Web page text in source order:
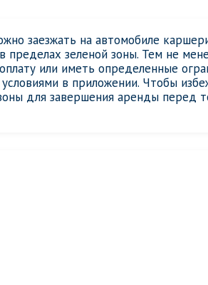
заезжать на автомобиле
зеленой зоны. Тем не
или иметь определенные
в приложении. Чтобы
для завершения аренды перед